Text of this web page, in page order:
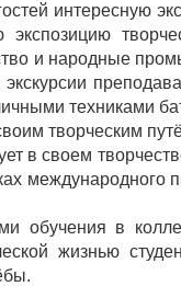
интересную
и народные
техниками
творческим
в своем
международного
обучения в
жизнью